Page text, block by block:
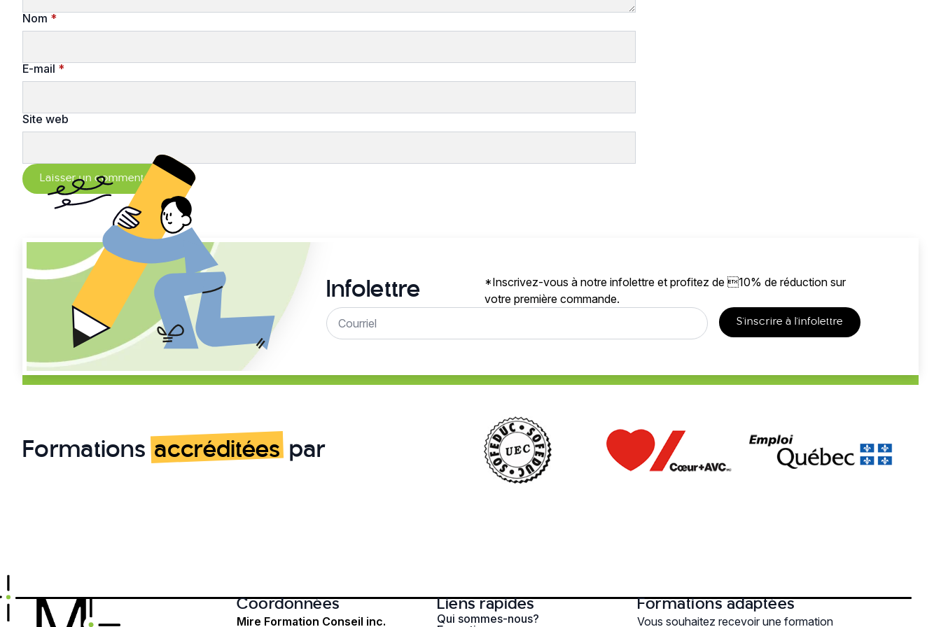
Nom *
E-mail *
Site web
Infolettre
*Inscrivez-vous à notre infolettre et profitez de 10% de réduction sur
votre première commande.
S'inscrire à l'infolettre
Formationsaccréditées par
Coordonnées
Mire Formation Conseil inc.
Liens rapides
Qui sommes-nous?
Formations adaptées
Vous souhaitez recevoir une formation